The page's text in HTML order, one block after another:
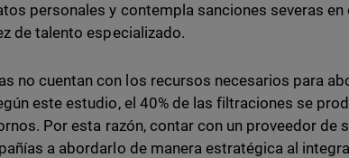
personales y contempla sanciones severas
de talento especializado.
no cuentan con los recursos necesarios para
este estudio, el 40% de las filtraciones se
Por esta razón, contar con un proveedor de
a abordarlo de manera estratégica al